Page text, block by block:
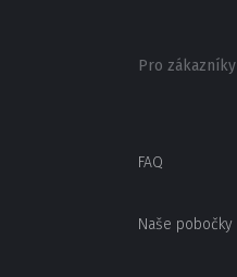
Pro zákazníky
FAQ
Naše pobočky